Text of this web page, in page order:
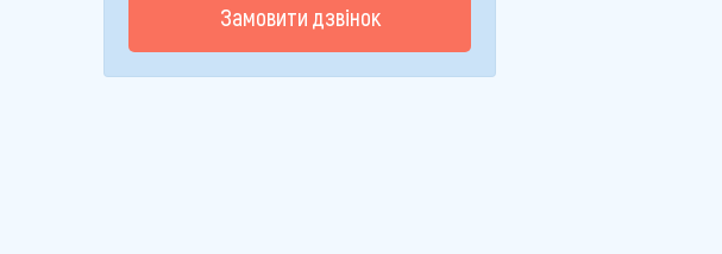
Замовити дзвінок